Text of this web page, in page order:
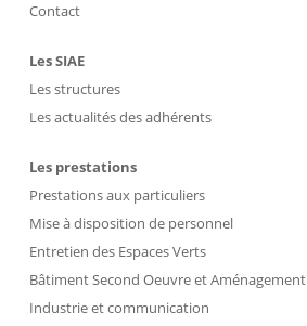
Contact
Les SIAE
Les structures
Les actualités des adhérents
Les prestations
Prestations aux particuliers
Mise à disposition de personnel
Entretien des Espaces Verts
Bâtiment Second Oeuvre et Aménagement
Industrie et communication